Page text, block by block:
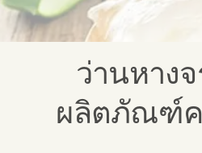
ว่านหางจ
ผลิตภัณฑ์ค